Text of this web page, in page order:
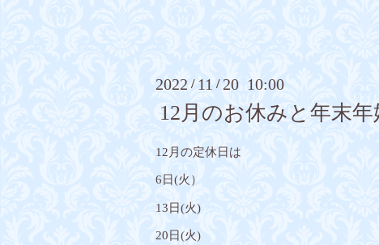
2022 / 11 / 20 10:00
12月のお休みと年末
12月の定休日は
6日(火）
13日(火)
20日(火)